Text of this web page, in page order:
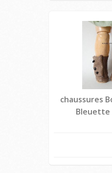
chaussures
Bleuette